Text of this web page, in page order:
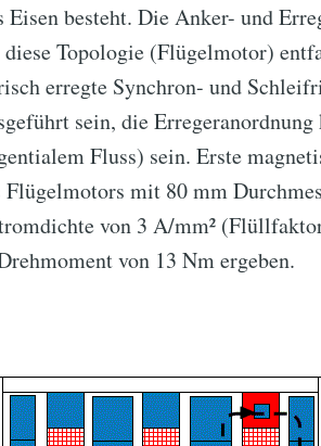
Eisen besteht. Die Anker- und
Topologie (Flügelmotor)
erregte Synchron- und
sein, die
Fluss) sein. Erste
Flügelmotors mit 80 mm
von 3 A/mm²
von 13 Nm ergeben.